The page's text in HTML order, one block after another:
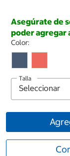
Asegúrate de
poder agregar
Color:
Talla